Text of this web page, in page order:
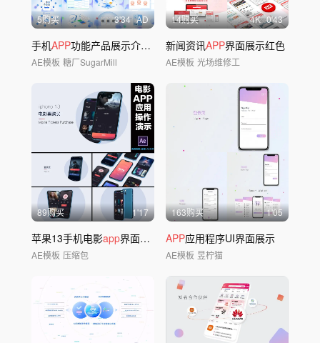
5购买 3'34 AD
手机APP功能产品展示介绍教学 AE模板
AE模板 糖厂SugarMill
14购买 4K 0'43
新闻资讯APP界面展示红色
AE模板 光场维修工
89购买 1'17
苹果13手机电影app界面交互展示视频
AE模板 压缩包
163购买 1'05
APP应用程序UI界面展示
AE模板 昱柠猫